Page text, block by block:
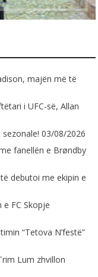
majën më të
i UFC-së, Allan
03/08/2026
fanellën e Brøndby
debutoi me ekipin e
e FC Skopje
“Tetova N’festë”
Lum zhvillon